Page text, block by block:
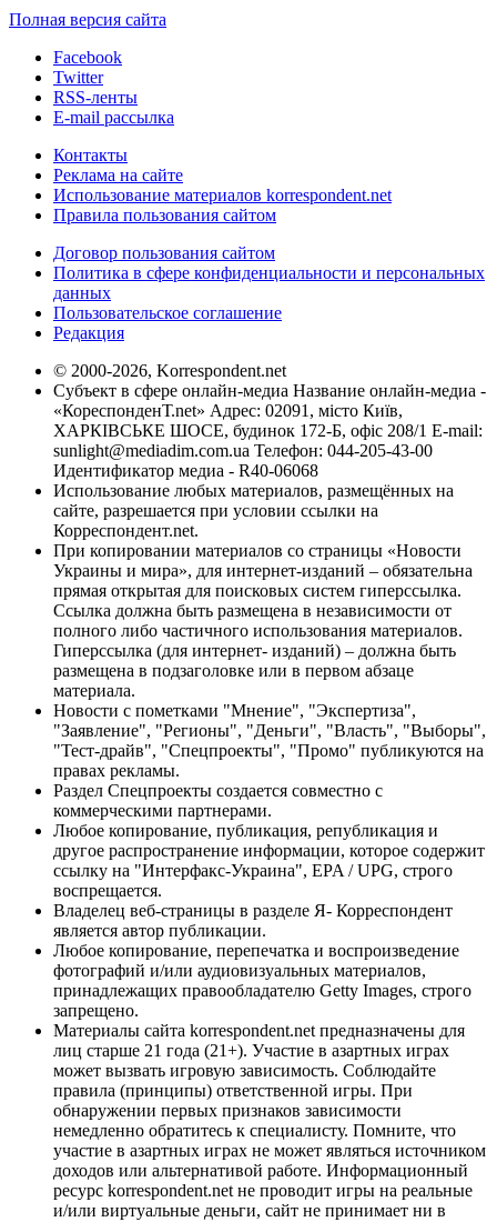
Полная версия сайта
Facebook
Twitter
RSS-ленты
E-mail рассылка
Контакты
Реклама на сайте
Использование материалов korrespondent.net
Правила пользования сайтом
Договор пользования сайтом
Политика в сфере конфиденциальности и персональных
данных
Пользовательское соглашение
Редакция
© 2000-2026, Korrespondent.net
Субъект в сфере онлайн-медиа Название онлайн-медиа -
«КореспонденТ.net» Адрес: 02091, місто Київ,
ХАРКІВСЬКЕ ШОСЕ, будинок 172-Б, офіс 208/1 E-mail:
sunlight@mediadim.com.ua Телефон: 044-205-43-00
Идентификатор медиа - R40-06068
Использование любых материалов, размещённых на
сайте, разрешается при условии ссылки на
Корреспондент.net.
При копировании материалов со страницы «Новости
Украины и мира», для интернет-изданий – обязательна
прямая открытая для поисковых систем гиперссылка.
Ссылка должна быть размещена в независимости от
полного либо частичного использования материалов.
Гиперссылка (для интернет- изданий) – должна быть
размещена в подзаголовке или в первом абзаце
материала.
Новости с пометками "Мнение", "Экспертиза",
"Заявление", "Регионы", "Деньги", "Власть", "Выборы",
"Тест-драйв", "Спецпроекты", "Промо" публикуются на
правах рекламы.
Раздел Спецпроекты создается совместно с
коммерческими партнерами.
Любое копирование, публикация, републикация и
другое распространение информации, которое содержит
ссылку на "Интерфакс-Украина", EPA / UPG, строго
воспрещается.
Владелец веб-страницы в разделе Я- Корреспондент
является автор публикации.
Любое копирование, перепечатка и воспроизведение
фотографий и/или аудиовизуальных материалов,
принадлежащих правообладателю Getty Images, строго
запрещено.
Материалы сайта korrespondent.net предназначены для
лиц старше 21 года (21+). Участие в азартных играх
может вызвать игровую зависимость. Соблюдайте
правила (принципы) ответственной игры. При
обнаружении первых признаков зависимости
немедленно обратитесь к специалисту. Помните, что
участие в азартных играх не может являться источником
доходов или альтернативой работе. Информационный
ресурс korrespondent.net не проводит игры на реальные
и/или виртуальные деньги, сайт не принимает ни в